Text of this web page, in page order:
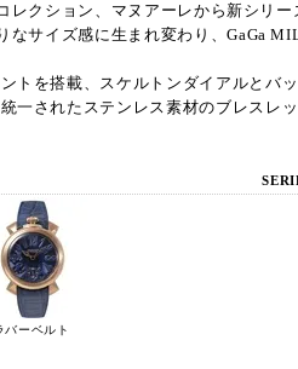
レクション、マヌアーレから新シリー
なサイズ感に生まれ変わり、GaGa
トを搭載、スケルトンダイアルとバ
一されたステンレス素材のブレスレ
バーベルト